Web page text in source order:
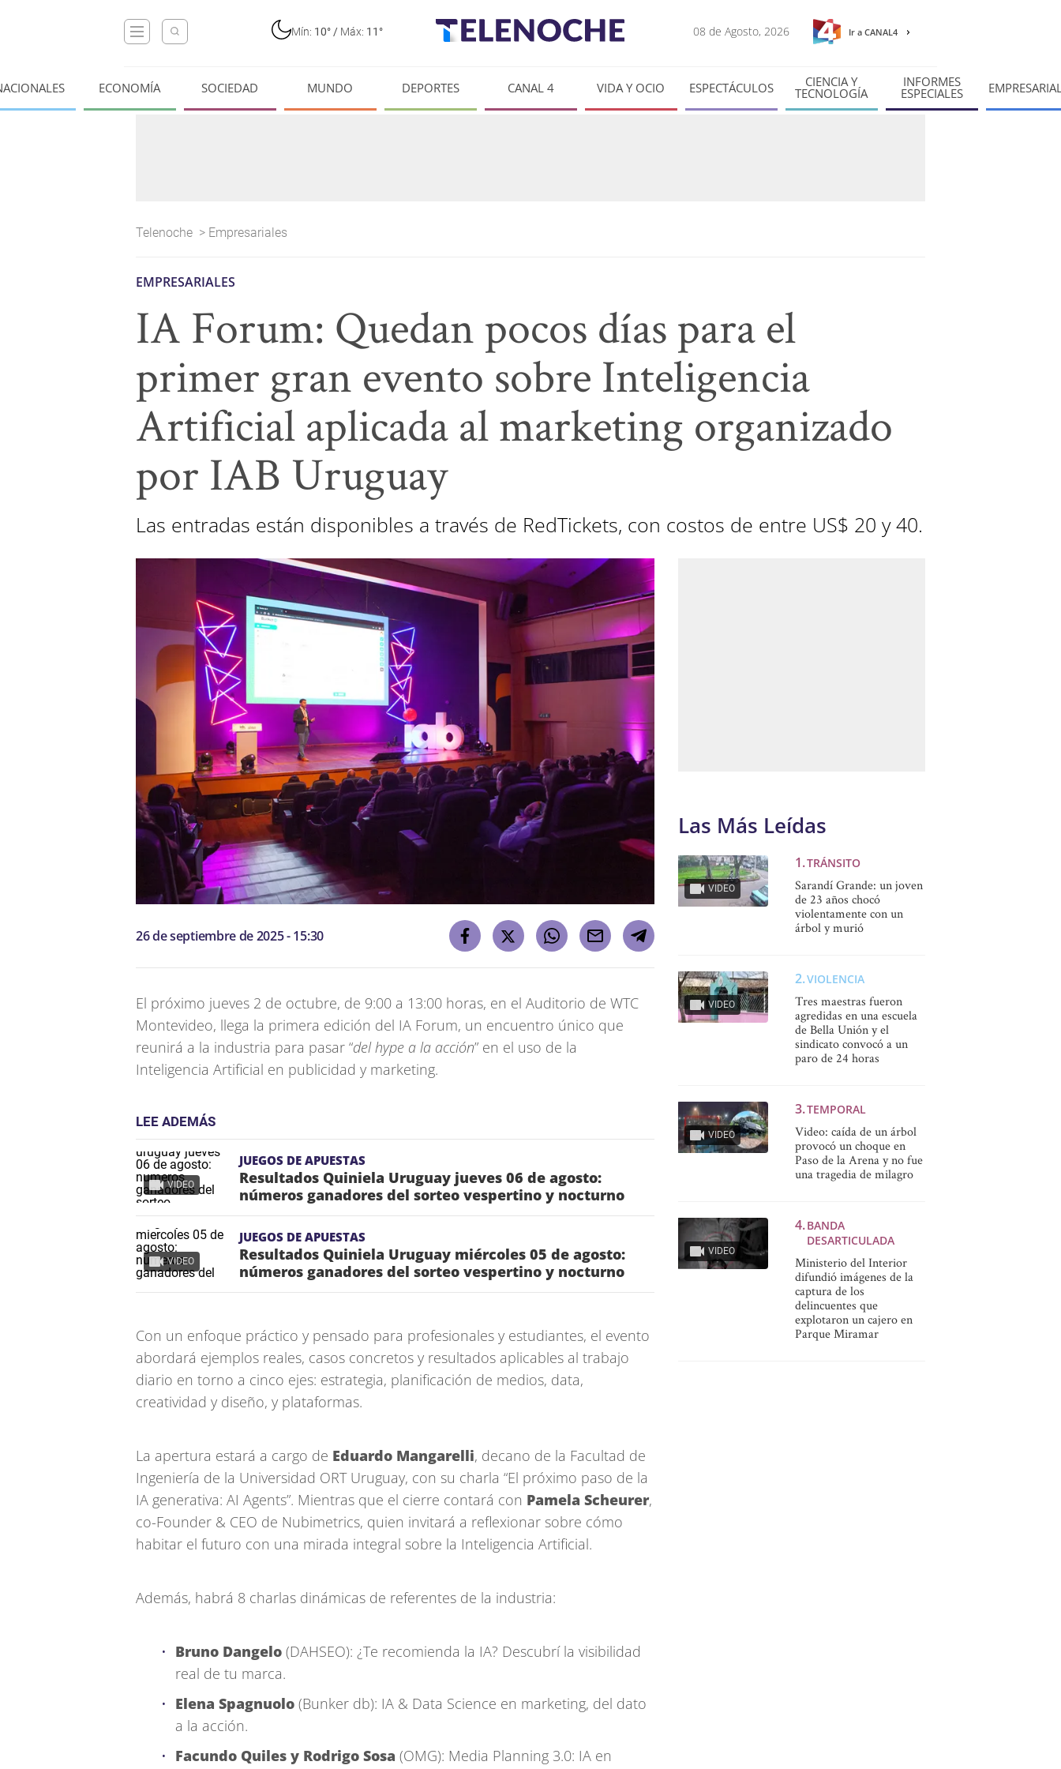
Mín: 10° / Máx: 11° 08 de Agosto, 2026 Ir a CANAL4
ECONOMÍA SOCIEDAD MUNDO DEPORTES CANAL 4 VIDA Y OCIO ESPECTÁCULOS CIENCIA Y
TECNOLOGÍA
INFORMES
ESPECIALES
Telenoche > Empresariales
EMPRESARIALES
IA Forum: Quedan pocos días para el
primer gran evento sobre Inteligencia
Artificial aplicada al marketing organizado
por IAB Uruguay
Las entradas están disponibles a través de RedTickets, con costos de entre US$ 20 y 40.
26 de septiembre de 2025 - 15:30
El próximo jueves 2 de octubre, de 9:00 a 13:00 horas, en el Auditorio de WTC
Montevideo, llega la primera edición del IA Forum, un encuentro único que
reunirá a la industria para pasar “del hype a la acción” en el uso de la
Inteligencia Artificial en publicidad y marketing.
LEE ADEMÁS
VIDEO
JUEGOS DE APUESTAS
Resultados Quiniela Uruguay jueves 06 de agosto:
números ganadores del sorteo vespertino y nocturno
VIDEO
JUEGOS DE APUESTAS
Resultados Quiniela Uruguay miércoles 05 de agosto:
números ganadores del sorteo vespertino y nocturno
Con un enfoque práctico y pensado para profesionales y estudiantes, el evento
abordará ejemplos reales, casos concretos y resultados aplicables al trabajo
diario en torno a cinco ejes: estrategia, planificación de medios, data,
creatividad y diseño, y plataformas.
La apertura estará a cargo de Eduardo Mangarelli, decano de la Facultad de
Ingeniería de la Universidad ORT Uruguay, con su charla “El próximo paso de la
IA generativa: AI Agents”. Mientras que el cierre contará con Pamela Scheurer,
co-Founder & CEO de Nubimetrics, quien invitará a reflexionar sobre cómo
habitar el futuro con una mirada integral sobre la Inteligencia Artificial.
Además, habrá 8 charlas dinámicas de referentes de la industria:
Bruno Dangelo (DAHSEO): ¿Te recomienda la IA? Descubrí la visibilidad
real de tu marca.
Elena Spagnuolo (Bunker db): IA & Data Science en marketing, del dato
a la acción.
Facundo Quiles y Rodrigo Sosa (OMG): Media Planning 3.0: IA en
Las Más Leídas
VIDEO
TRÁNSITO
Sarandí Grande: un joven
de 23 años chocó
violentamente con un
árbol y murió
VIDEO
VIOLENCIA
Tres maestras fueron
agredidas en una escuela
de Bella Unión y el
sindicato convocó a un
paro de 24 horas
VIDEO
TEMPORAL
Video: caída de un árbol
provocó un choque en
Paso de la Arena y no fue
una tragedia de milagro
VIDEO
BANDA
DESARTICULADA
Ministerio del Interior
difundió imágenes de la
captura de los
delincuentes que
explotaron un cajero en
Parque Miramar